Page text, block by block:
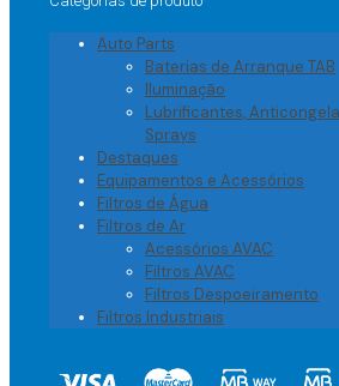
Auto Parts
Baterias de Arranque TAB
Iluminação
Lubrificantes,
Sprays
Destaques
Equipamentos e Acessórios
Filtros de Água
Filtros de Ar
Acessórios AVAC
Filtros AVAC
Filtros Despoeiramento
Filtros Industriais